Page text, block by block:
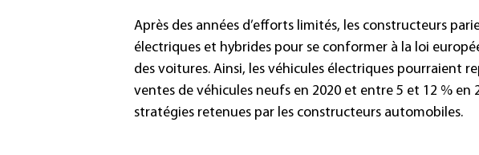
Après des années d’efforts limités, les constructeurs
électriques et hybrides pour se conformer à la loi
des voitures. Ainsi, les véhicules électriques pourraient
ventes de véhicules neufs en 2020 et entre 5 et 12 % en
stratégies retenues par les constructeurs automobiles.